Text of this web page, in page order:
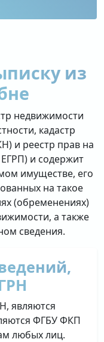
из
недвижимости
кадастр
и реестр прав на
и содержит
имуществе, его
на такое
(обременениях)
а также
сведения.
являются
ФГБУ ФКП
любых лиц.